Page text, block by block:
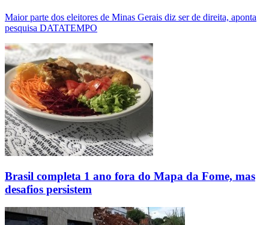
Maior parte dos eleitores de Minas Gerais diz ser de direita, aponta
pesquisa DATATEMPO
Brasil completa 1 ano fora do Mapa da Fome, mas
desafios persistem